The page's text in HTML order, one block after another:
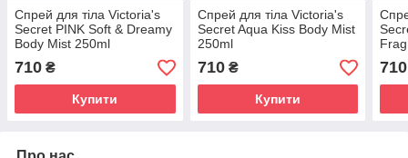
Спрей для тіла Victoria's
Secret PINK Soft & Dreamy
Body Mist 250ml
710 ₴
Купити
Спрей для тіла Victoria's
Secret Aqua Kiss Body Mist
250ml
710₴
Купити
710